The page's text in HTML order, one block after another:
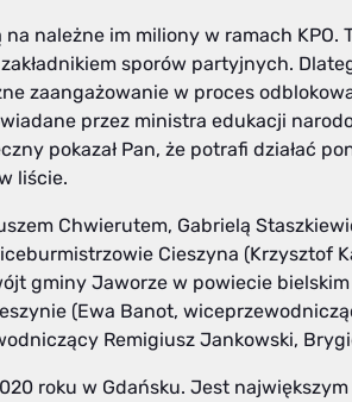
należne im miliony w ramach KPO.
sporów partyjnych.
zaangażowanie w proces
przez ministra edukacji
pokazał Pan, że potrafi działać
liście.
Chwierutem, Gabrielą
Cieszyna (Krzysztof
gminy Jaworze w powiecie bielskim
(Ewa Banot,
Remigiusz Jankowski,
roku w Gdańsku. Jest